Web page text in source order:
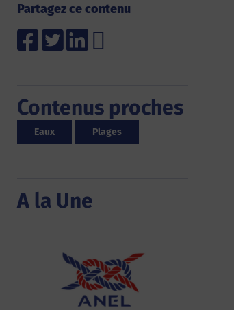
Partagez ce contenu
Contenus proches
Eaux Plages
A la Une